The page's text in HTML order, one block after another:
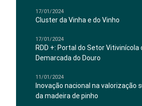
17/01/2024
Cluster da Vinha e do Vinho
17/01/2024
RDD +: Portal do Setor Vitivinícola
Demarcada do Douro
11/01/2024
Inovação nacional na valorização
da madeira de pinho